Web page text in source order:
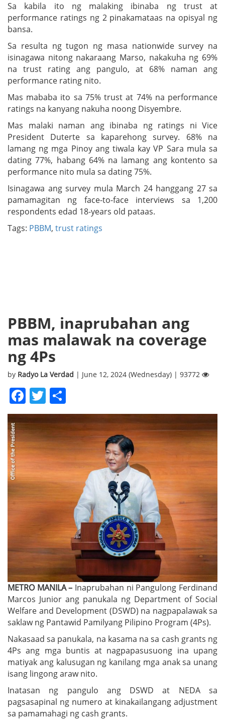
Sa kabila ito ng malaking ibinaba ng trust at
performance ratings ng 2 pinakamataas na opisyal ng
bansa.
Sa resulta ng tugon ng masa nationwide survey na
isinagawa nitong nakaraang Marso, nakakuha ng 69%
na trust rating ang pangulo, at 68% naman ang
performance rating nito.
Mas mababa ito sa 75% trust at 74% na performance
ratings na kanyang nakuha noong Disyembre.
Mas malaki naman ang ibinaba ng ratings ni Vice
President Duterte sa kaparehong survey. 68% na
lamang ng mga Pinoy ang tiwala kay VP Sara mula sa
dating 77%, habang 64% na lamang ang kontento sa
performance nito mula sa dating 75%.
Isinagawa ang survey mula March 24 hanggang 27 sa
pamamagitan ng face-to-face interviews sa 1,200
respondents edad 18-years old pataas.
Tags: PBBM, trust ratings
PBBM, inaprubahan ang
mas malawak na coverage
ng 4Ps
by Radyo La Verdad | June 12, 2024 (Wednesday) | 93772
Facebook
Twitter
METRO MANILA – Inaprubahan ni Pangulong Ferdinand
Marcos Junior ang panukala ng Department of Social
Welfare and Development (DSWD) na nagpapalawak sa
saklaw ng Pantawid Pamilyang Pilipino Program (4Ps).
Nakasaad sa panukala, na kasama na sa cash grants ng
4Ps ang mga buntis at nagpapasusuong ina upang
matiyak ang kalusugan ng kanilang mga anak sa unang
isang lingong araw nito.
Inatasan ng pangulo ang DSWD at NEDA sa
pagsasapinal ng numero at kinakailangang adjustment
sa pamamahagi ng cash grants.